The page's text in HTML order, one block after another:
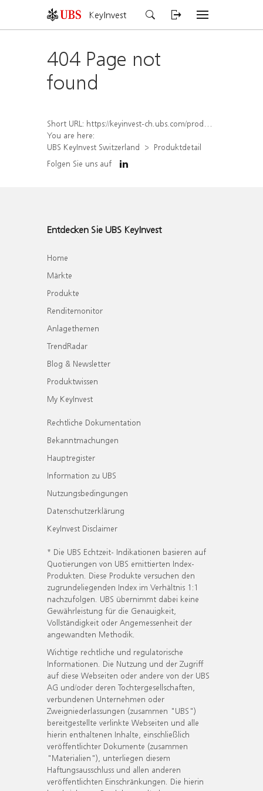
KeyInvest
404 Page not
found
Short URL: https://keyinvest-ch.ubs.com/produkt/detail/index/isin/CH1570524053
You are here:
UBS KeyInvest Switzerland
Produktdetail
Folgen Sie uns auf
Entdecken Sie UBS KeyInvest
Home
Märkte
Produkte
Renditemonitor
Anlagethemen
TrendRadar
Blog & Newsletter
Produktwissen
My KeyInvest
Rechtliche Dokumentation
Bekanntmachungen
Hauptregister
Information zu UBS
Nutzungsbedingungen
Datenschutzerklärung
KeyInvest Disclaimer
* Die UBS Echtzeit- Indikationen basieren auf
Quotierungen von UBS emittierten Index-
Produkten. Diese Produkte versuchen den
zugrundeliegenden Index im Verhältnis 1:1
nachzufolgen. UBS übernimmt dabei keine
Gewährleistung für die Genauigkeit,
Vollständigkeit oder Angemessenheit der
angewandten Methodik.
Wichtige rechtliche und regulatorische
Informationen. Die Nutzung und der Zugriff
auf diese Webseiten oder andere von der UBS
AG und/oder deren Tochtergesellschaften,
verbundenen Unternehmen oder
Zweigniederlassungen (zusammen "UBS")
bereitgestellte verlinkte Webseiten und alle
hierin enthaltenen Inhalte, einschließlich
veröffentlichter Dokumente (zusammen
"Materialien"), unterliegen diesem
Haftungsausschluss und allen anderen
veröffentlichten Einschränkungen. Die hierin